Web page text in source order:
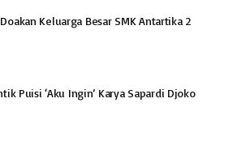
Keluarga Besar SMK Antartika 2
Puisi ‘Aku Ingin’ Karya Sapardi Djoko